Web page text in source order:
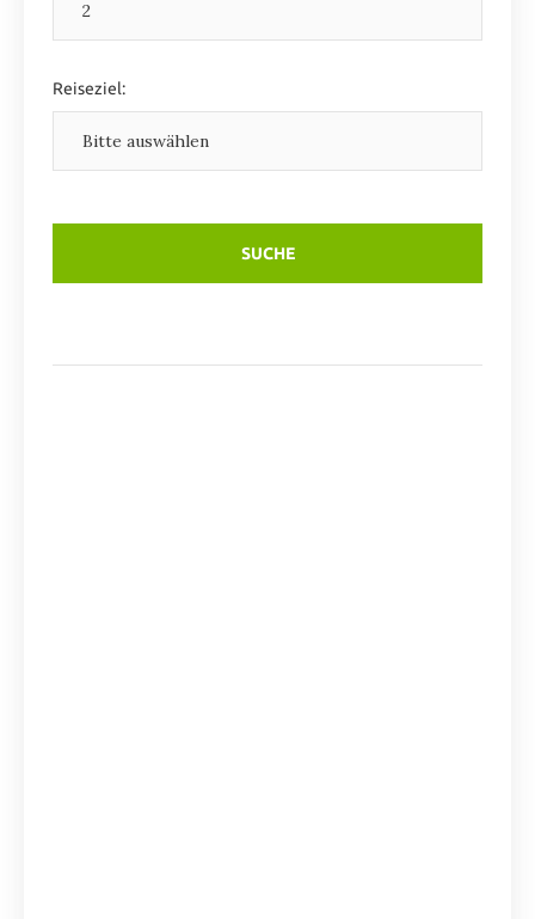
Reiseziel: